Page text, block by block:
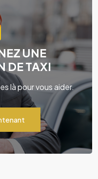
UNE
DE TAXI
là pour vous aider.